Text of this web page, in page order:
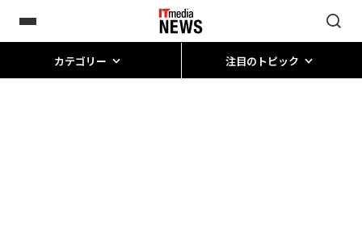
カテゴリー 注目のトピック